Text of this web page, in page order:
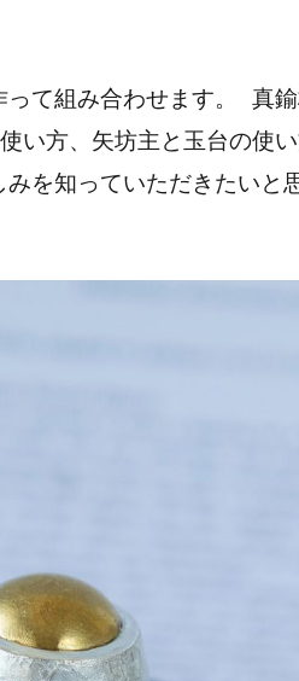
て組み合わせます。 真
方、矢坊主と玉台の使い
を知っていただきたいと